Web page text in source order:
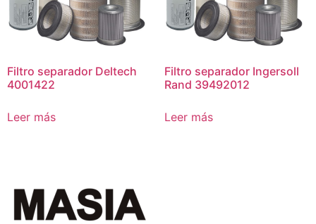
Filtro separador Deltech
4001422
Leer más
Filtro separador Ingersoll
Rand 39492012
Leer más